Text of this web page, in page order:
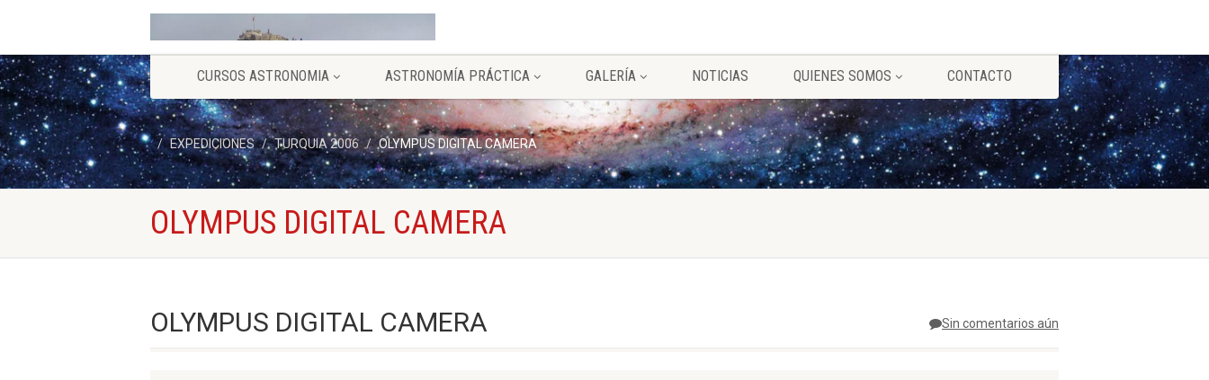
CURSOS ASTRONOMIA ASTRONOMÍA PRÁCTICA GALERÍA NOTICIAS QUIENES SOMOS CONTACTO
EXPEDICIONES TURQUIA 2006 OLYMPUS DIGITAL CAMERA
OLYMPUS DIGITAL CAMERA
Sin comentarios aún
OLYMPUS DIGITAL CAMERA